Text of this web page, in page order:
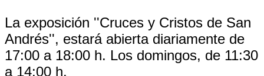
La exposición ''Cruces y Cristos de San
Andrés'', estará abierta diariamente de
17:00 a 18:00 h. Los domingos, de 11:30
a 14:00 h.